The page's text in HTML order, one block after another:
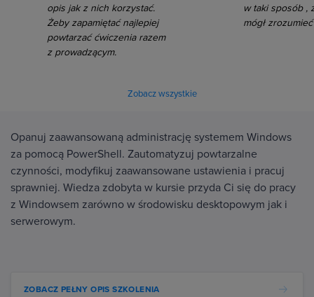
opis jak z nich korzystać.
Żeby zapamiętać najlepiej
powtarzać ćwiczenia razem
z prowadzącym.
w taki sposób ,
mógł zrozumieć
Zobacz wszystkie
Opanuj zaawansowaną administrację systemem Windows
za pomocą PowerShell. Zautomatyzuj powtarzalne
czynności, modyfikuj zaawansowane ustawienia i pracuj
sprawniej. Wiedza zdobyta w kursie przyda Ci się do pracy
z Windowsem zarówno w środowisku desktopowym jak i
serwerowym.
ZOBACZ PEŁNY OPIS SZKOLENIA